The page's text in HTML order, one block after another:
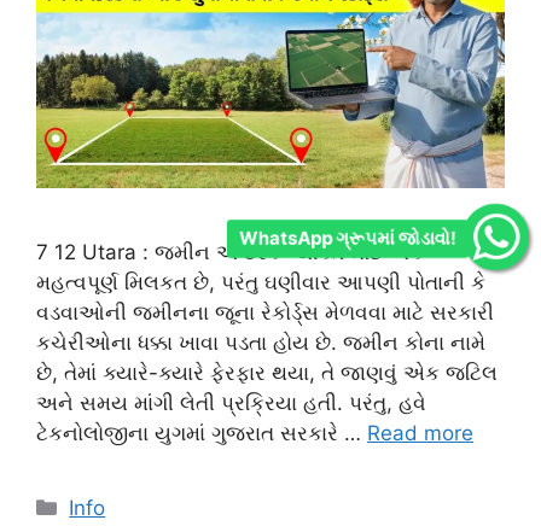
7 12 Utara : જમીન એ દરેક વ્યક્તિ માટે એક
મહત્વપૂર્ણ મિલકત છે, પરંતુ ઘણીવાર આપણી પોતાની કે
વડવાઓની જમીનના જૂના રેકોર્ડ્સ મેળવવા માટે સરકારી
કચેરીઓના ધક્કા ખાવા પડતા હોય છે. જમીન કોના નામે
છે, તેમાં ક્યારે-ક્યારે ફેરફાર થયા, તે જાણવું એક જટિલ
અને સમય માંગી લેતી પ્રક્રિયા હતી. પરંતુ, હવે
ટેકનોલોજીના યુગમાં ગુજરાત સરકારે … Read more
Categories
Info
WhatsApp ગ્રૂપમાં જોડાવો!